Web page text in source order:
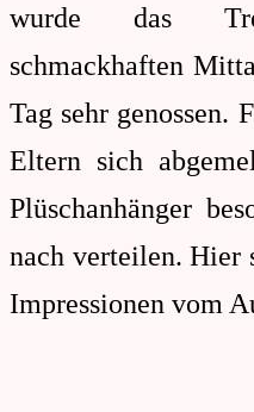
wurde das
schmackhaften
Tag sehr genossen.
Eltern sich
Plüschanhänger
nach verteilen. Hier
Impressionen vom